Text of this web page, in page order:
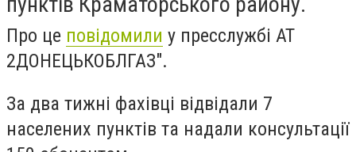
Про це повідомили у пресслужбі АТ
2ДОНЕЦЬКОБЛГАЗ".
За два тижні фахівці відвідали 7
населених пунктів та надали консультації